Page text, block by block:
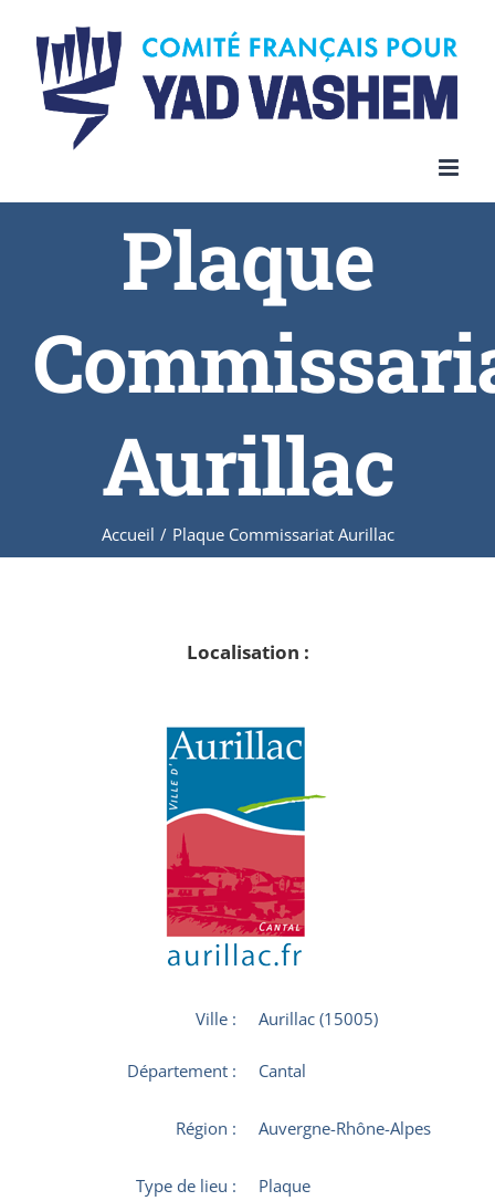
Plaque
Aurillac
Accueil / Plaque Commissariat Aurillac
Localisation :
Ville : Aurillac (15005)
Département : Cantal
Région : Auvergne-Rhône-Alpes
Type de lieu : Plaque